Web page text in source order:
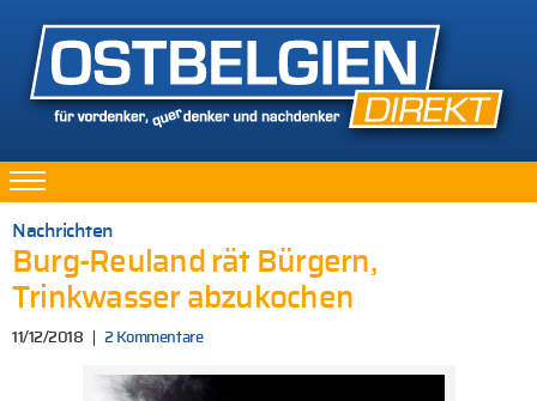
Nachrichten
Burg-Reuland rät Bürgern,
Trinkwasser abzukochen
11/12/2018 2 Kommentare